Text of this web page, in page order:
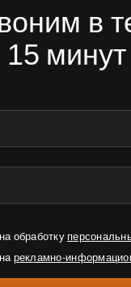
в
15 минут
обработку
рекламно-